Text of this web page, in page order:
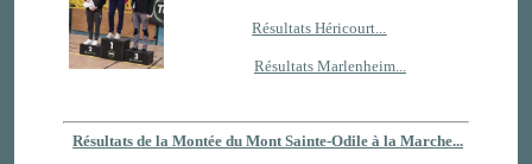
Résultats Héricourt...
Résultats Marlenheim...
Résultats de la Montée du Mont Sainte-Odile à la Marche...